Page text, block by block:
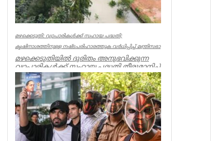
മഴക്കെടുതി: വ്യാപാരികൾക്ക് സഹായ പദ്ധതി;
കൃഷിനാശത്തിനുള്ള നഷ്ടപരിഹാരത്തുക വർ‌ധിപ്പിച്ച് മന്ത്രിസഭാ
മഴക്കെടുതിയിൽ ദുരിതം അനുഭവിക്കുന്ന
വ്യാപാരികൾക്ക് സഹായ പദ്ധതി തീരുമാനിച്ച്
മന്ത്രിസഭാ യോഗം. കടകളിൽ ...
Kerala